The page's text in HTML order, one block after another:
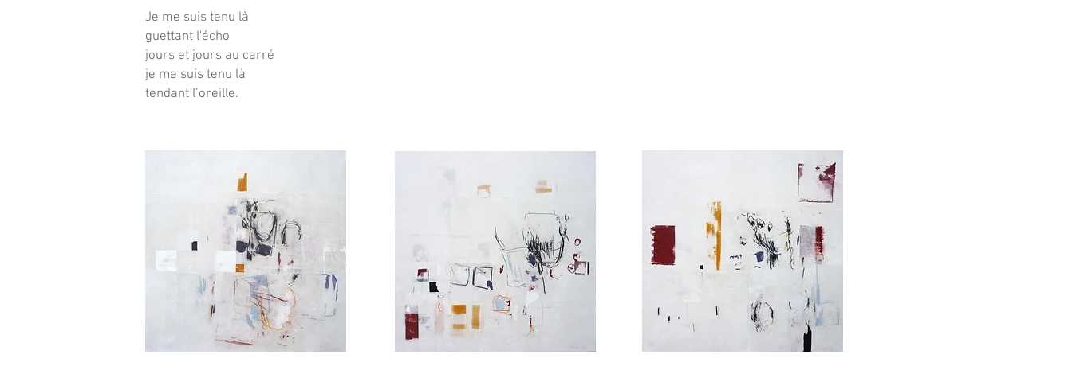
Je me suis tenu là
guettant l'écho
jours et jours au carré
je me suis tenu là
tendant l’oreille.